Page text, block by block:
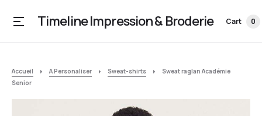
Timeline Impression & Broderie Cart 0
Accueil A Personaliser Sweat-shirts
Sweat raglan Académie
Senior